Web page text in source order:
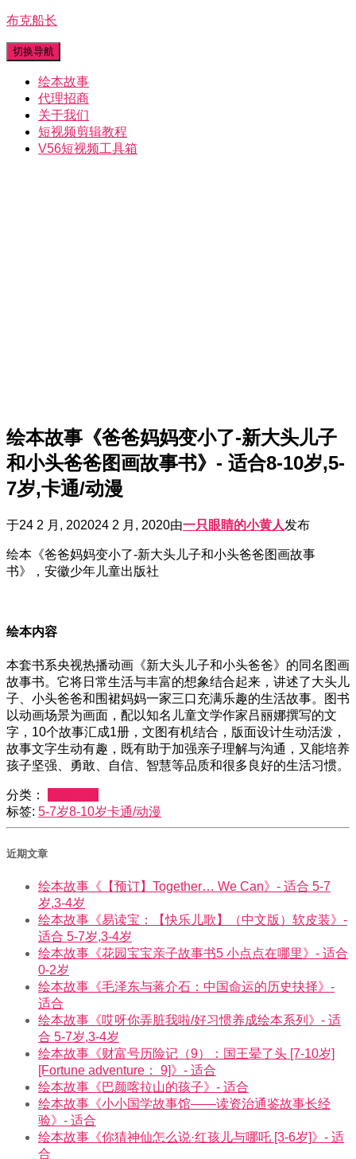
布克船长
切换导航
绘本故事
代理招商
关于我们
短视频剪辑教程
V56短视频工具箱
绘本故事《爸爸妈妈变小了-新大头儿子
和小头爸爸图画故事书》- 适合8-10岁,5-
7岁,卡通/动漫
于24 2 月, 202024 2 月, 2020由一只眼睛的小黄人发布
绘本《爸爸妈妈变小了-新大头儿子和小头爸爸图画故事
书》，安徽少年儿童出版社
绘本内容
本套书系央视热播动画《新大头儿子和小头爸爸》的同名图画
故事书。它将日常生活与丰富的想象结合起来，讲述了大头儿
子、小头爸爸和围裙妈妈一家三口充满乐趣的生活故事。图书
以动画场景为画面，配以知名儿童文学作家吕丽娜撰写的文
字，10个故事汇成1册，文图有机结合，版面设计生动活泼，
故事文字生动有趣，既有助于加强亲子理解与沟通，又能培养
孩子坚强、勇敢、自信、智慧等品质和很多良好的生活习惯。
分类：
标签: 5-7岁8-10岁卡通/动漫
近期文章
绘本故事《【预订】Together… We Can》- 适合 5-7
岁,3-4岁
绘本故事《易读宝：【快乐儿歌】（中文版）软皮装》-
适合 5-7岁,3-4岁
绘本故事《花园宝宝亲子故事书5 小点点在哪里》- 适合
0-2岁
绘本故事《毛泽东与蒋介石：中国命运的历史抉择》-
适合
绘本故事《哎呀你弄脏我啦/好习惯养成绘本系列》- 适
合 5-7岁,3-4岁
绘本故事《财富号历险记（9）：国王晕了头 [7-10岁]
[Fortune adventure： 9]》- 适合
绘本故事《巴颜喀拉山的孩子》- 适合
绘本故事《小小国学故事馆——读资治通鉴故事长经
验》- 适合
绘本故事《你猜神仙怎么说·红孩儿与哪吒 [3-6岁]》- 适
合